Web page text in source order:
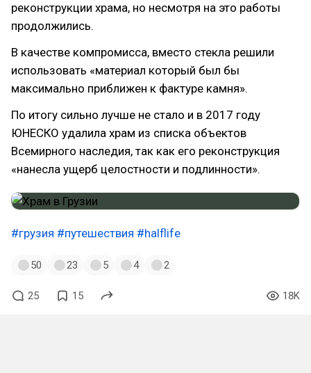
реконструкции храма, но несмотря на это работы
продолжились.
В качестве компромисса, вместо стекла решили
использовать «материал который был бы
максимально приближен к фактуре камня».
По итогу сильно лучше не стало и в 2017 году
ЮНЕСКО удалила храм из списка объектов
Всемирного наследия, так как его реконструкция
«нанесла ущерб целостности и подлинности».
#грузия #путешествия #halflife
50 23 5 4 2
25 15 18K